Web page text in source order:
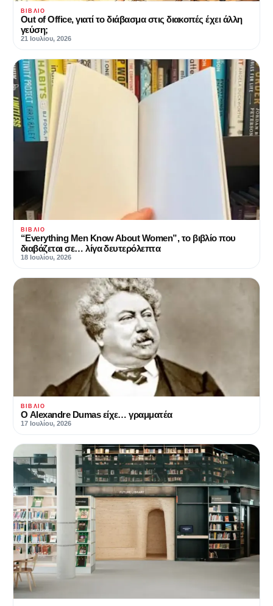
ΒΙΒΛΊΟ
Out of Office, γιατί το διάβασμα στις διακοπές έχει άλλη
γεύση;
21 Ιουλίου, 2026
ΒΙΒΛΊΟ
“Everything Men Know About Women”, το βιβλίο που
διαβάζεται σε… λίγα δευτερόλεπτα
18 Ιουλίου, 2026
ΒΙΒΛΊΟ
Ο Alexandre Dumas είχε… γραμματέα
17 Ιουλίου, 2026